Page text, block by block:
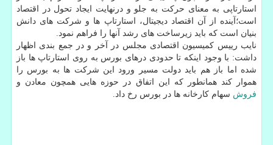
استارتاپی به معنای حرکت به جلو و درنهایت ایجاد تحول در اقتصاد
است؛آینده از آن اقتصاد دیجیتال، استارتاپ ها و شرکت های دانش
بنیان است که باید زیرساخت های رشد آنها را فراهم نمود.
نایب رییس کمیسیون اقتصادی مجلس در آخر و در جمع بندی اظهار
داشت: با وجود اینکه تا حدودی درهای بورس به روی استارتاپ ها باز
شده اما باز هم باید دولت مسیر ورود این شرکت ها به بورس را
هموار کند همانطور که این اتفاق در حوزه هایی همچون معادن و
فروش سهام کارخانه ها در بورس رخ داد.